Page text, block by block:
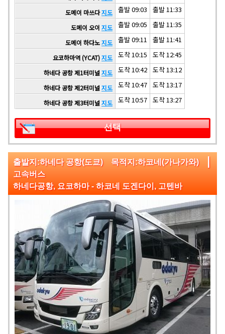
도메이 마쓰다지도 출발 09:03 출발 11:33
도메이 오이 지도 출발 09:05 출발 11:35
도메이 하다노지도 출발 09:11 출발 11:41
요코하마역 (YCAT)지도 도착 10:15 도착 12:45
하네다 공항 제1터미널 지도 도착 10:42 도착 13:12
하네다 공항 제2터미널 지도 도착 10:47 도착 13:17
하네다 공항 제3터미널 지도 도착 10:57 도착 13:27
선택
출발지:하네다 공항(도쿄) 목적지:하코네(가나가와) |
고속버스
하네다공항, 요코하마 - 하코네 도겐다이, 고텐바